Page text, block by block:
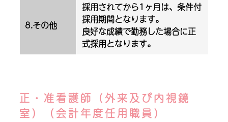
8.その他
採用されてから1ヶ月は、条件付
採用期間となります。
良好な成績で勤務した場合に正
式採用となります。
正・准看護師（外来及び内視鏡
室）（会計年度任用職員）